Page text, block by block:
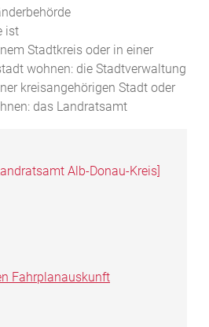
ist
Stadtkreis oder in einer
wohnen: die Stadtverwaltung
kreisangehörigen Stadt oder
das Landratsamt
Alb-Donau-Kreis]
Fahrplanauskunft